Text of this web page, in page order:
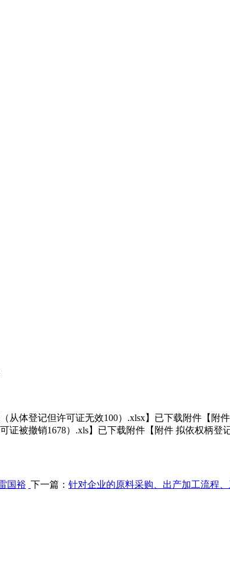
体登记但许可证无效100）.xlsx】已下载附件【附
证被撤销1678）.xls】已下载附件【附件 拟依权柄
国裕 下一篇： 针对企业的原料采购、出产加工流程